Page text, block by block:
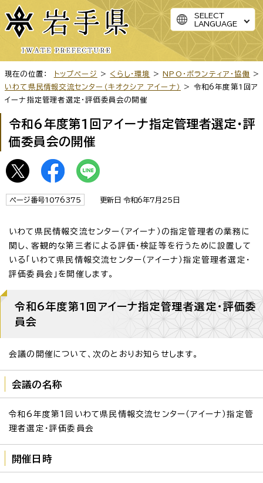
SELECT
LANGUAGE
現在の位置： トップページ > くらし・環境 >NPO・ボランティア・協働
>
いわて県民情報交流センター（キオクシア アイーナ）
> 令和6年度第1回ア
イーナ指定管理者選定・評価委員会の開催
令和6年度第1回アイーナ指定管理者選定・評
価委員会の開催
ページ番号1076375 更新日 令和6年7月25日
いわて県民情報交流センター（アイーナ）の指定管理者の業務に
関し、客観的な第三者による評価・検証等を行うために設置して
いる「いわて県民情報交流センター（アイーナ）指定管理者選定・
評価委員会」を開催します。
令和6年度第1回アイーナ指定管理者選定・評価委
員会
会議の開催について、次のとおりお知らせします。
会議の名称
令和6年度第1回いわて県民情報交流センター（アイーナ）指定管
理者選定・評価委員会
開催日時